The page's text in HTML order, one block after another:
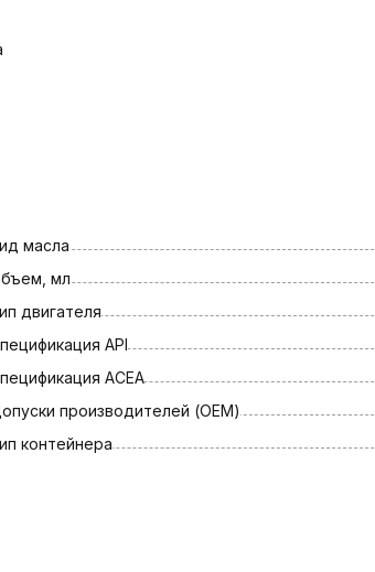
масла
мл
двигателя
API
АСЕА
производителей (OEM)
контейнера